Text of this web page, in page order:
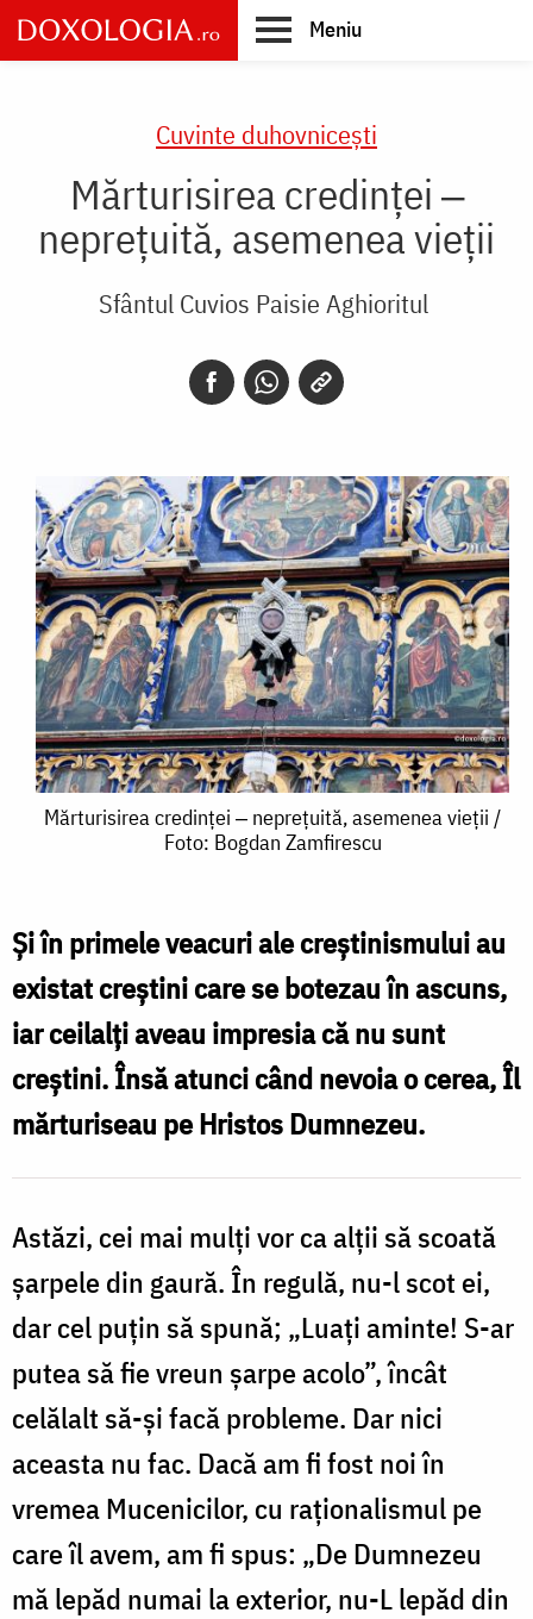
Skip
to
main
Meniu
Cuvinte duhovnicești
Mărturisirea credinței ‒
neprețuită, asemenea vieții
Sfântul Cuvios Paisie Aghioritul
Mărturisirea
neprețuită,
asemenea
vieții
Foto:
Zamfirescu
Mărturisirea credinței ‒ neprețuită, asemenea vieții /
Foto: Bogdan Zamfirescu
Și în primele veacuri ale creștinismului au
existat creștini care se botezau în ascuns,
iar ceilalți aveau im­presia că nu sunt
creștini. Însă atunci când nevoia o cerea, Îl
mărturiseau pe Hristos Dumnezeu.
Astăzi, cei mai mulți vor ca alții să scoată
șarpe­le din gaură. În regulă, nu-l scot ei,
dar cel puțin să spună; „Luați aminte! S-ar
putea să fie vreun șarpe acolo”, încât
celălalt să-și facă probleme. Dar nici
aceasta nu fac. Dacă am fi fost noi în
vremea Muceni­cilor, cu raționalismul pe
care îl avem, am fi spus: „De Dumnezeu
mă lepăd numai la exterior, nu-L lepăd din